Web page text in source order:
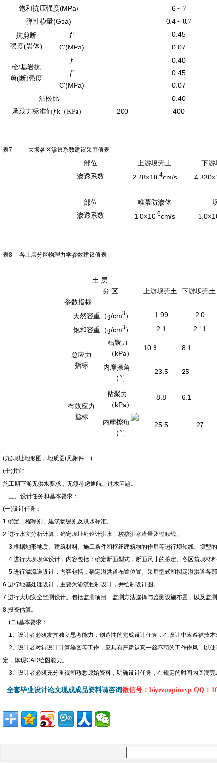
饱和抗压强度(MPa)
6～ 7
弹性模量(Gpa) 0.4 ～ 0.7
抗剪断
强度(岩体)
ƒ′
0.45
C′(MPa) 0.07
砼/基岩抗
剪(断)强度
ƒ
0.40
ƒ′
0.45
C′(MPa)
0.07
泊松比
0.40
承载力标准值ƒk （KPa） 200 400
表7 大坝各区渗透系数建议采用值表
部位 上游坝壳土
下游
渗透系数
2.28×10-4cm/s
部位 帷幕防渗体
渗透系数
1.0×10-6cm/s
表8 各土层分区物理力学参数建议值表
土 层
分 区
参数指标
上游坝壳土 下游坝壳土
天然容重（g/cm3） 1.99
2.0
饱和容重（g/cm3） 2.1 2.11
总应力
指标
粘聚力
（kPa）
10.8 8.1
内摩擦角
（°）
23.5 25
有效应力
指标
粘聚力
（kPa）
8.8 6.1
内摩擦角
（°）
25.5 27
(九)坝址地形图、地质图(见附件一)
(十)其它
施工期下游无供水要求，无须考虑通航、过木问题。
三、设计任务和基本要求：
(一)设计任务：
1.确定工程等别、建筑物级别及洪水标准。
2.进行水文分析计算，确定坝址处设计洪水、校核洪水流量及过程线。
3.根据地形地质、建筑材料、施工条件和枢纽建筑物的作用等进行坝轴线、坝型
4.进行大坝坝体设计，内容包括：确定断面型式，断面尺寸的拟定、各区筑坝材
5.进行溢流道设计，内容包括：确定溢洪道布置位置、采用型式和拟定溢洪道各
6.进行地基处理设计，主要为渗流控制设计，并绘制设计图。
7.进行大坝安全监测设计。包括监测项目、监测方法选择与监测设施布置，以及监
8.投资估算。
(二)基本要求：
1、设计者必须发挥独立思考能力，创造性的完成设计任务，在设计中应遵循技
2、设计者对待设计计算绘图等工作，应具有严肃认真一丝不苟的工作作风，以
定，体现CAD绘图能力。
3、设计者必须充分重视和熟悉原始资料，明确设计任务，在规定的时间内圆满
全套毕业设计论文现成成品资料请咨询微信号：biyezuopinvvp QQ